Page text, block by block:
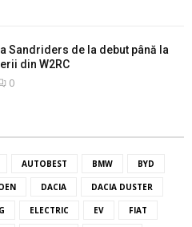
Sandriders de la debut până la
din W2RC
0
AUTOBEST BMW BYD
DACIA DACIA DUSTER
ELECTRIC EV FIAT